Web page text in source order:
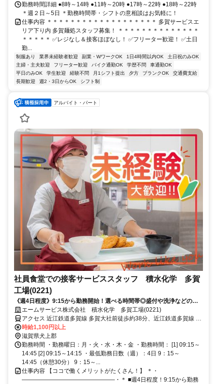
勤務時間詳細 ●8時～14時 ●11時～20時 ●17時～22時 ●18時～22時
＊週２日～5日 ＊勤務時間帯・シフトの意相談はお気軽に！
仕事内容 ＊＊＊＊＊＊＊＊＊＊＊＊＊＊＊＊＊＊＊ 多賀サービスエ
リア下り内 多賀麺処スタッフ募集！ ＊＊＊＊＊＊＊＊＊＊＊＊＊＊
＊＊＊＊＊ ✅レジなし＆接客ほぼなし！ ✅フリーター歓迎！ ✅土日
勤...
制服あり 業界未経験者歓迎 副業・WワークOK 1日4時間以内OK
土日祝のみOK
主婦・主夫歓迎
フリーター歓迎 バイク通勤OK 学歴不問
車通勤OK
平日のみOK
学生歓迎 経験不問 月1シフト提出 夕方 ブランクOK
交通費支給
長期歓迎
週2・3日からOK シフト制
アルバイト・パート
社員食堂での接客サービススタッフ 積水化学 多賀
工場(0221)
《週4日程度》9:15から勤務開始！選べる時間帯◎盛付や洗浄などのお
仕事をお任せ♪地元スタッフも活躍中！
エームサービス株式会社 積水化学 多賀工場(0221)
アクセス 近江鉄道多賀線 多賀大社前徒歩約38分、近江鉄道多賀線 ス
クリーン徒歩約59分、近江鉄道多賀線 高宮（滋賀県）徒歩約72分 ※
住所から自動設定しているため、MAPの位置がずれている場合がござ
います
時給1,100円以上
滋賀県犬上郡
勤務時間 ・勤務曜日：月・火・水・木・金 ・勤務時間： [1] 09:15～
14:45 [2] 09:15～14:15 ・最低勤務日数（週）：4日 9：15～
14:45（休憩30分） 9：15～...
仕事内容 【ココで働くメリットがたくさん！】 ＊・
――――――――――――――――・＊ ■週4日程度！9:15から勤務